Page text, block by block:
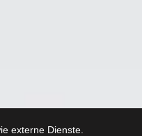
externe Dienste.